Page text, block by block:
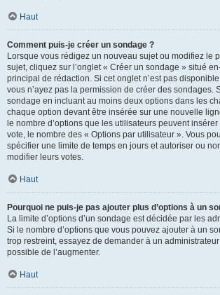
Haut
Comment puis-je créer un sondage ?
Lorsque vous rédigez un nouveau sujet ou modifiez le
sujet, cliquez sur l’onglet « Créer un sondage » situé
principal de rédaction. Si cet onglet n’est pas
vous n’ayez pas la permission de créer des sondages.
sondage en incluant au moins deux options dans les
chaque option devant être insérée sur une nouvelle
le nombre d’options que les utilisateurs peuvent
vote, le nombre des « Options par utilisateur ». Vous
spécifier une limite de temps en jours et autoriser ou
modifier leurs votes.
Haut
Pourquoi ne puis-je pas ajouter plus d’options à un
La limite d’options d’un sondage est décidée par les
Si le nombre d’options que vous pouvez ajouter à un
trop restreint, essayez de demander à un administrateur
possible de l’augmenter.
Haut